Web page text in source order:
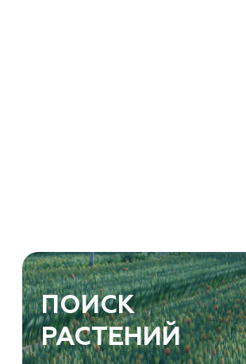
ПОИСК
РАСТЕНИЙ